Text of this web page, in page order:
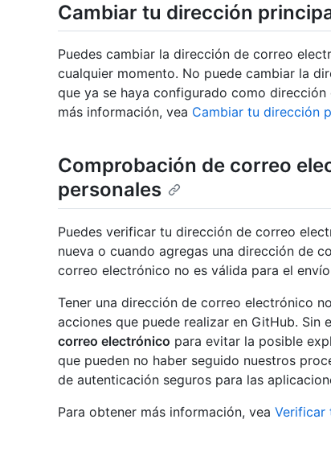
Cambiar tu dirección
Puedes cambiar la dirección de correo
cualquier momento. No puede cambiar la
que ya se haya configurado como
más información, vea Cambiar tu dirección
Comprobación de correo
personales
Puedes verificar tu dirección de correo
nueva o cuando agregas una dirección de
correo electrónico no es válida para el
Tener una dirección de correo electrónico
acciones que puede realizar en GitHub. Sin
correo electrónico para evitar la posible
que pueden no haber seguido nuestros
de autenticación seguros para las
Para obtener más información, vea Verificar